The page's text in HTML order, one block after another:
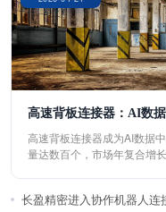
高速背板连接器：AI数
高速背板连接器成为AI数据
量达数百个，市场年复合增长
长盈精密进入协作机器人连